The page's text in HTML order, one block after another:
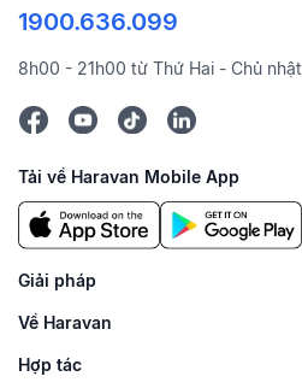
1900.636.099
8h00 - 21h00 từ Thứ Hai - Chủ nhật
Tải về Haravan Mobile App
Giải pháp
Về Haravan
Hợp tác